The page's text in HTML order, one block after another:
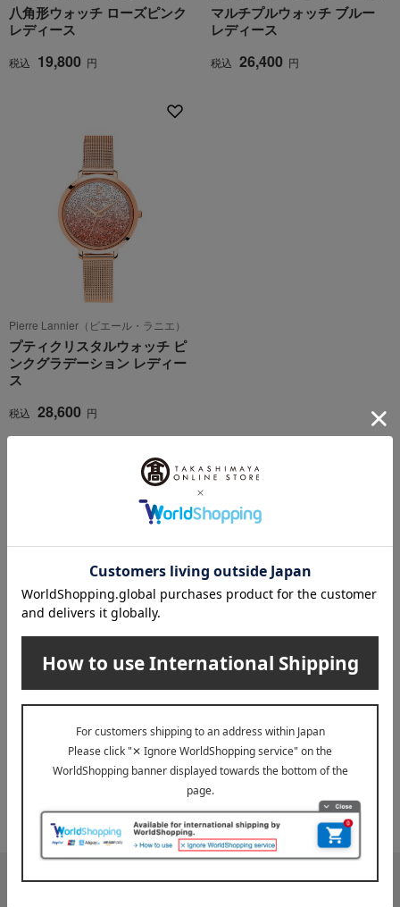
八角形ウォッチ ローズピンク
レディース
税込 19,800 円
マルチプルウォッチ ブルー
レディース
税込 26,400 円
Pierre Lannier（ピエール・ラニエ）
プティクリスタルウォッチ ピ
ンクグラデーション レディー
ス
税込 28,600 円
1
3件 (1/1ページ）
出産内祝い トップへ
傘
その他の雑貨小物
ファッション雑貨
※配送事業者に対して契約に基づき適正な運賃をお支払いし
ております。